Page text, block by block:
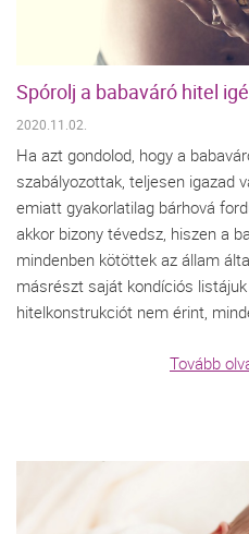
Spórolj a babaváró hitel
2020.11.02.
Ha azt gondolod, hogy a
szabályozottak, teljesen igazad
emiatt gyakorlatilag bárhová
akkor bizony tévedsz, hiszen a
mindenben kötöttek az állam
másrészt saját kondíciós
hitelkonstrukciót nem érint,
Tovább